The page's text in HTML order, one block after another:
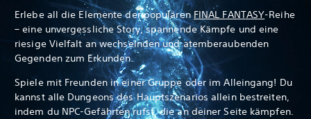
Erlebe all die Elemente der populärenFINAL FANTASY-Reihe
– eine unvergessliche Story, spannende Kämpfe und eine
riesige Vielfalt an wechselnden und atemberaubenden
Gegenden zum Erkunden.
Spiele mit Freunden in einer Gruppe oder im Alleingang! Du
kannst alle Dungeons des Hauptszenarios allein bestreiten,
indem du NPC-Gefährten rufst, die an deiner Seite kämpfen.